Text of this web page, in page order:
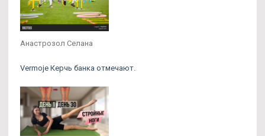
Анастрозол Селана
Vermoje Керчь банка отмечают.